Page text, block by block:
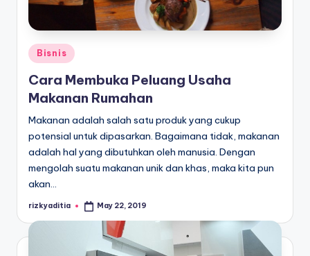
d
u
a
si
Posted
in
Bisnis
Cara Membuka Peluang Usaha
Makanan Rumahan
Makanan adalah salah satu produk yang cukup
potensial untuk dipasarkan. Bagaimana tidak, makanan
adalah hal yang dibutuhkan oleh manusia. Dengan
mengolah suatu makanan unik dan khas, maka kita pun
akan…
Posted
rizkyaditia May 22, 2019